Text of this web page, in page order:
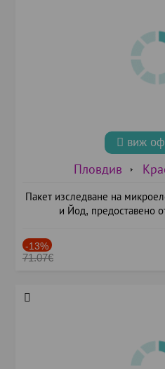
виж
Пловдив
Пакет изследване на
и Йод, предоставено
-13%
71.07€